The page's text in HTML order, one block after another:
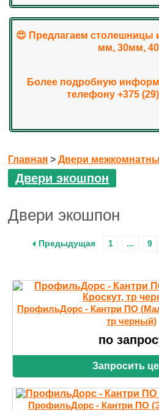
😍 Предлагаем столешницы
мм, 30мм,
Более подробную
телефону +375
Главная > Двери
Двери экошпон
Двери экошпон
Предыдущая 1 ... 9
ПрофильДорс - Кантри ПО
тр черный)
по
Запросить
ПрофильДорс - Кантри ПО